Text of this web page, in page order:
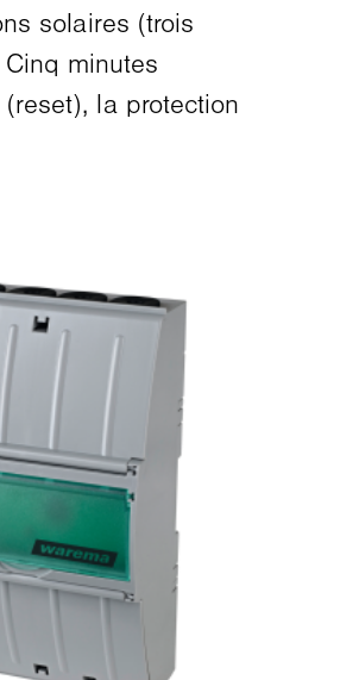
solaires (trois
minutes
la protection